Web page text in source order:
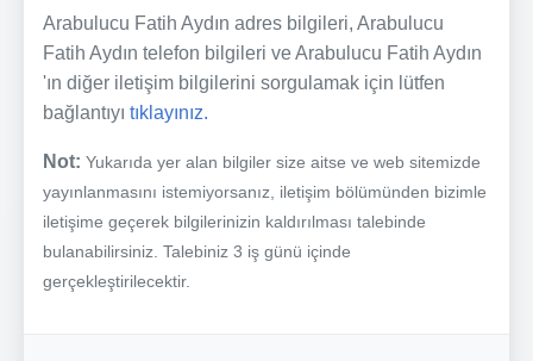
Arabulucu Fatih Aydın adres bilgileri, Arabulucu
Fatih Aydın telefon bilgileri ve Arabulucu Fatih Aydın
'ın diğer iletişim bilgilerini sorgulamak için lütfen
bağlantıyı tıklayınız.
Not: Yukarıda yer alan bilgiler size aitse ve web sitemizde
yayınlanmasını istemiyorsanız, iletişim bölümünden bizimle
iletişime geçerek bilgilerinizin kaldırılması talebinde
bulanabilirsiniz. Talebiniz 3 iş günü içinde
gerçekleştirilecektir.